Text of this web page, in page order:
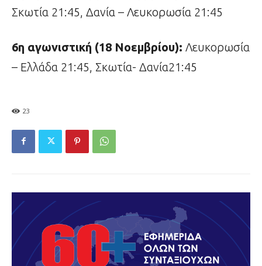
Σκωτία 21:45, Δανία – Λευκορωσία 21:45
6η αγωνιστική (18 Νοεμβρίου): Λευκορωσία
– Ελλάδα 21:45, Σκωτία- Δανία21:45
23